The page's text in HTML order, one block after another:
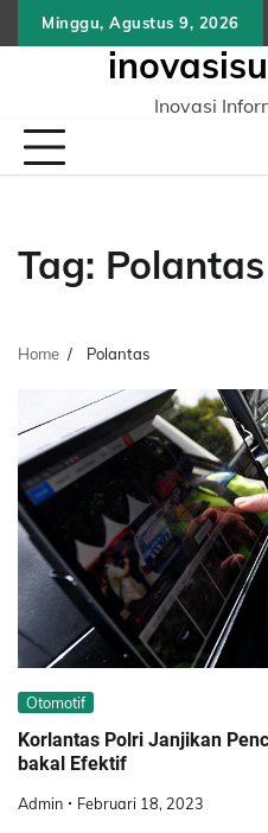
to
Minggu, Agustus 9, 2026
Inovasi
Tag: Polantas
Home Polantas
Otomotif
Korlantas Polri Janjikan
bakal Efektif
Admin Februari 18, 2023